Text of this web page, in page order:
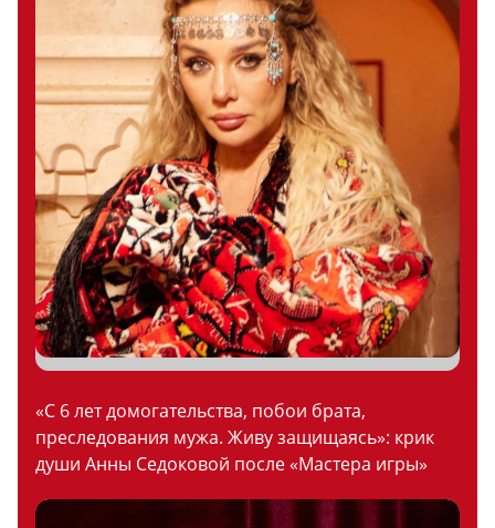
«С 6 лет домогательства, побои брата,
преследования мужа. Живу защищаясь»: крик
души Анны Седоковой после «Мастера игры»